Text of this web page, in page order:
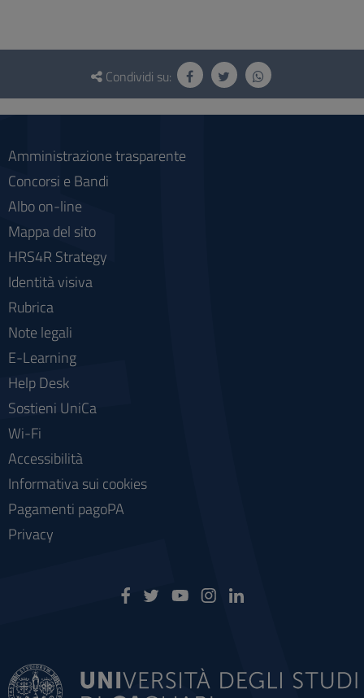
Questionario
social
Condividi su:
Amministrazione trasparente
Concorsi e Bandi
Albo on-line
Mappa del sito
HRS4R Strategy
Identità visiva
Rubrica
Note legali
E-Learning
Help Desk
Sostieni UniCa
Wi-Fi
Accessibilità
Informativa sui cookies
Pagamenti pagoPA
Privacy